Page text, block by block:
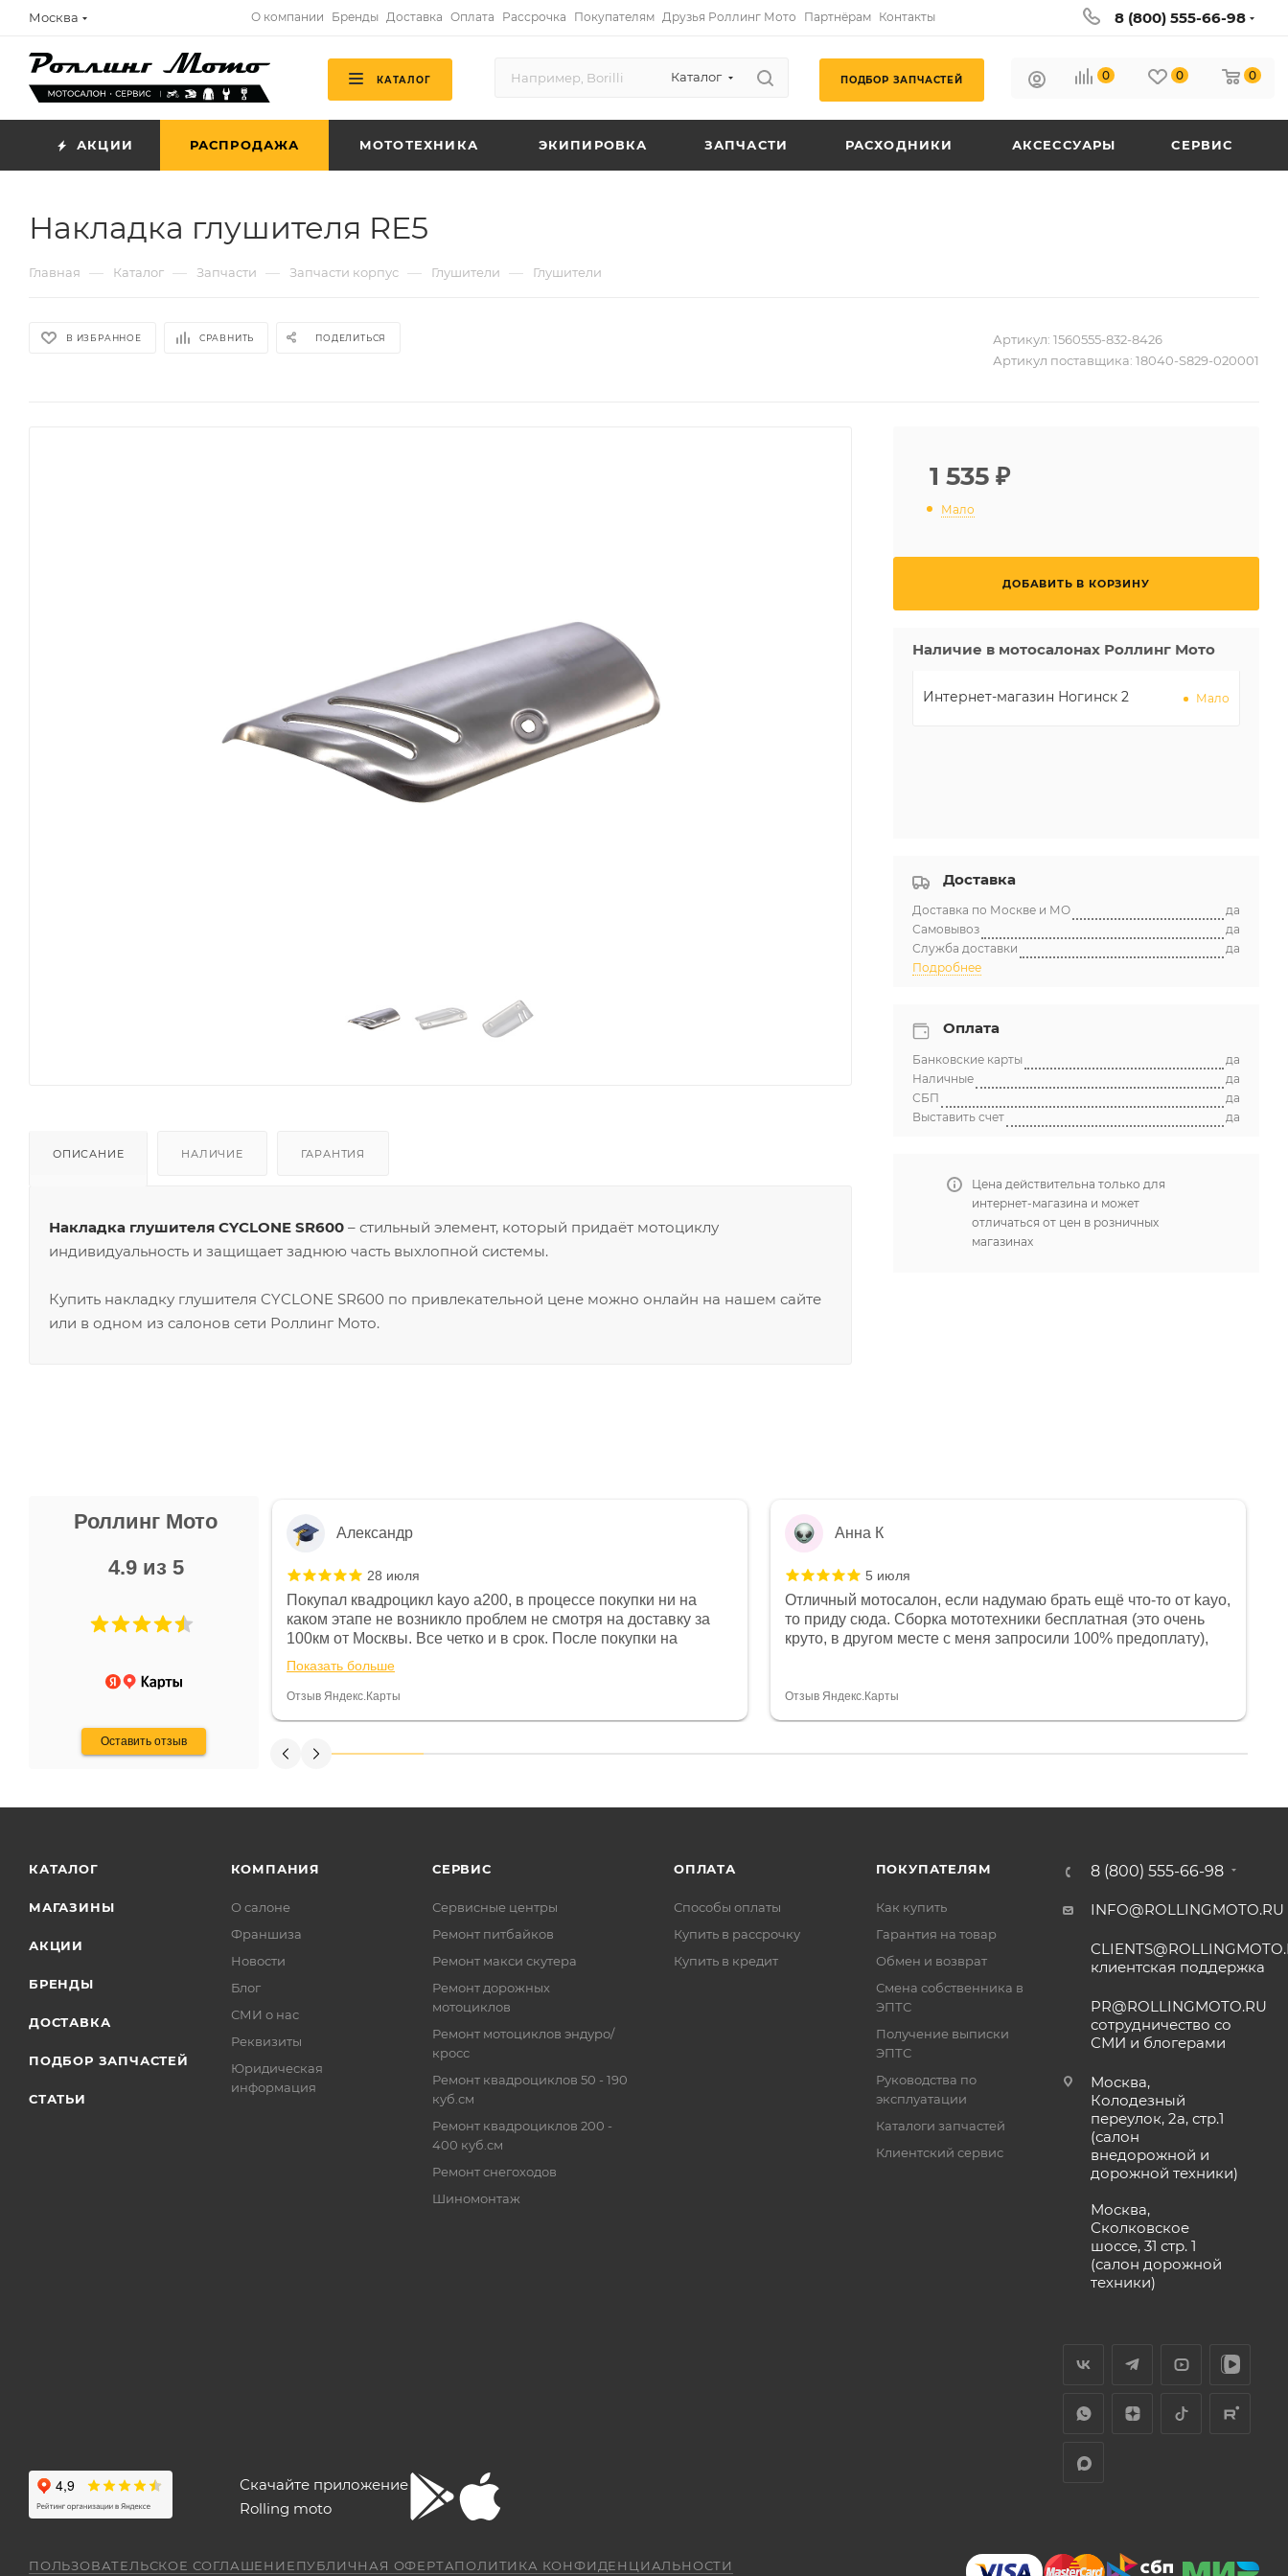
Москва О компании Бренды Доставка Оплата Рассрочка Покупателям Друзья Роллинг Мото Партнёрам Контакты 8 (800) 555-66-98
КАТАЛОГ Каталог ПОДБОР ЗАПЧАСТЕЙ 0 0 0
АКЦИИ РАСПРОДАЖА МОТОТЕХНИКА ЭКИПИРОВКА ЗАПЧАСТИ РАСХОДНИКИ АКСЕССУАРЫ СЕРВИС
Накладка глушителя RE5
Главная — Каталог — Запчасти — Запчасти корпус — Глушители — Глушители
В ИЗБРАННОЕ СРАВНИТЬ ПОДЕЛИТЬСЯ Артикул: 1560555-832-8426
Артикул поставщика: 18040-S829-020001
ОПИСАНИЕ НАЛИЧИЕ ГАРАНТИЯ
Накладка глушителя CYCLONE SR600 – стильный элемент, который придаёт мотоциклу
индивидуальность и защищает заднюю часть выхлопной системы.
Купить накладку глушителя CYCLONE SR600 по привлекательной цене можно онлайн на нашем сайте
или в одном из салонов сети Роллинг Мото.
1 535 ₽
Мало
ДОБАВИТЬ В КОРЗИНУ
Наличие в мотосалонах Роллинг Мото
Интернет-магазин Ногинск 2 Мало
Доставка
Доставка по Москве и МО
да
Самовывоз
да
Служба доставки
да
Подробнее
Оплата
Банковские карты
да
Наличные
да
СБП
да
Выставить счет
да
Цена действительна только для
интернет-магазина и может
отличаться от цен в розничных
магазинах
Роллинг Мото
4.9 из 5
Оставить отзыв
Не понравились условия
и дают только на год)
Александр
28 июля
Покупал квадроцикл kayo a200, в процессе покупки ни на
каком этапе не возникло проблем не смотря на доставку за
100км от Москвы. Все четко и в срок. После покупки на
спидометре всегда был 0, при этом представители магазина
постоянно были на связи и в итоге проблема была решена.
Считаю, что это говорит о небезразличии к клиенту после
Показать больше
Отзыв Яндекс.Карты
Анна К
5 июля
Отличный мотосалон, если надумаю брать ещё что-то от kayo,
то приду сюда. Сборка мототехники бесплатная (это очень
круто, в другом месте с меня запросили 100% предоплату),
спасибо отдельное, всегда на связи, очень детально всё
Отзыв Яндекс.Карты
КАТАЛОГ
МАГАЗИНЫ
АКЦИИ
БРЕНДЫ
ДОСТАВКА
ПОДБОР ЗАПЧАСТЕЙ
СТАТЬИ
КОМПАНИЯ
О салоне
Франшиза
Новости
Блог
СМИ о нас
Реквизиты
Юридическая
информация
СЕРВИС
Сервисные центры
Ремонт питбайков
Ремонт макси скутера
Ремонт дорожных
мотоциклов
Ремонт мотоциклов эндуро/
кросс
Ремонт квадроциклов 50 - 190
куб.см
Ремонт квадроциклов 200 -
400 куб.см
Ремонт снегоходов
Шиномонтаж
ОПЛАТА
Способы оплаты
Купить в рассрочку
Купить в кредит
ПОКУПАТЕЛЯМ
Как купить
Гарантия на товар
Обмен и возврат
Смена собственника в
ЭПТС
Получение выписки
ЭПТС
Руководства по
эксплуатации
Каталоги запчастей
Клиентский сервис
8 (800) 555-66-98
INFO@ROLLINGMOTO.RU
клиентская поддержка
PR@ROLLINGMOTO.RU
сотрудничество со
СМИ и блогерами
Москва,
Колодезный
переулок, 2а, стр.1
(салон
внедорожной и
дорожной техники)
Москва,
Сколковское
шоссе, 31 стр. 1
(салон дорожной
техники)
Скачайте приложение
Rolling moto
ПОЛЬЗОВАТЕЛЬСКОЕ СОГЛАШЕНИЕПУБЛИЧНАЯ ОФЕРТАПОЛИТИКА КОНФИДЕНЦИАЛЬНОСТИ